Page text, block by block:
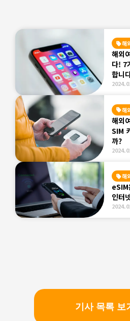
해
해외
다! 7
합니
해
해외
SIM
까?
해
eSIM
인터
기사 목록 보